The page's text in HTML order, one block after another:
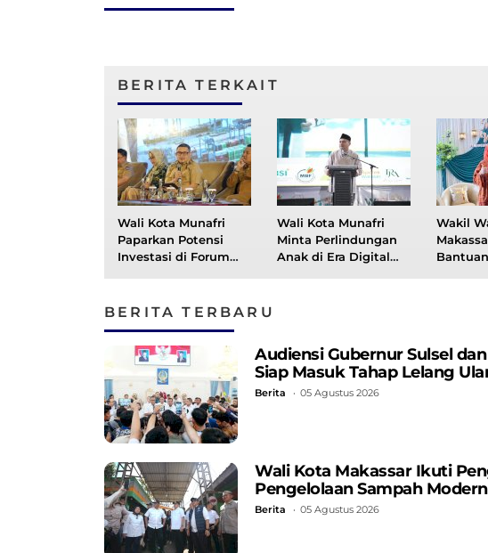
BERITA TERKAIT
Wali Kota Munafri
Paparkan Potensi
Investasi di Forum
Wali Kota Munafri
Minta Perlindungan
Anak di Era Digital
Wakil
BERITA TERBARU
Audiensi Gubernur Sulsel
Siap Masuk Tahap Lelang
Berita 05 Agustus 2026
Wali Kota Makassar Ikuti
Pengelolaan Sampah
Berita 05 Agustus 2026